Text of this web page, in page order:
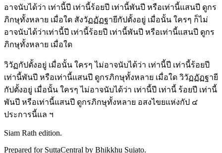
อาจนับได้ว่า เท่านี้ปี เท่านี้ร้อยปี เท่านี้พันปี หรือเท่านี้แสนปี ดูกร
ภิกษุทั้งหลาย เมื่อใด สังวัฏฏัฏฐายีกัปตั้งอยู่ เมื่อนั้น ใครๆ ก็ไม่
อาจนับได้ว่าเท่านี้ปี เท่านี้ร้อยปี เท่านี้พันปี หรือเท่านี้แสนปี ดูกร
ภิกษุทั้งหลาย เมื่อใด
วิวัฏกัปตั้งอยู่ เมื่อนั้น ใครๆ ไม่อาจนับได้ว่า เท่านี้ปี เท่านี้ร้อยปี
เท่านี้พันปี หรือเท่านี้แสนปี ดูกรภิกษุทั้งหลาย เมื่อใด วิวัฏฏัฏฐายี
กัปตั้งอยู่ เมื่อนั้น ใครๆ ไม่อาจนับได้ว่า เท่านี้ปี เท่านี้ ร้อยปี เท่านี้
พันปี หรือเท่านี้แสนปี ดูกรภิกษุทั้งหลาย อสงไขยแห่งกัป ๔
ประการนี้แล ฯ
Siam Rath edition.
Prepared for SuttaCentral by Bhikkhu Sujato.